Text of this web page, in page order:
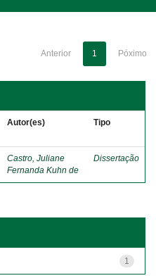
Anterior 1 Póximo
Autor(es) Tipo
Castro, Juliane
Fernanda Kuhn de
Dissertação
1